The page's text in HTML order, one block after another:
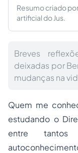
Resumo criado
artificial do Jus.
Breves
deixadas por
mudanças na
Quem me
estudando o
entre